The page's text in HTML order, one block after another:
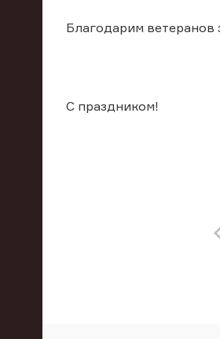
Благодарим ветеранов
С праздником!